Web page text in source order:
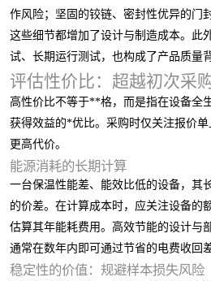
作风险；坚固的铰链、密封性优异的门
这些细节都增加了设计与制造成本。此
试、长期运行测试，也构成了产品质量
评估性价比：超越初次采
高性价比不等于**格，而是指在设备全
获得效益的*优比。采购时仅关注报价
更高代价。
能源消耗的长期计算
一台保温性能差、能效比低的设备，其
的价差。在计算成本时，应关注设备的
估算其年能耗费用。高效节能的设计与
通常在数年内即可通过节省的电费收回差
稳定性的价值：规避样本损失风险